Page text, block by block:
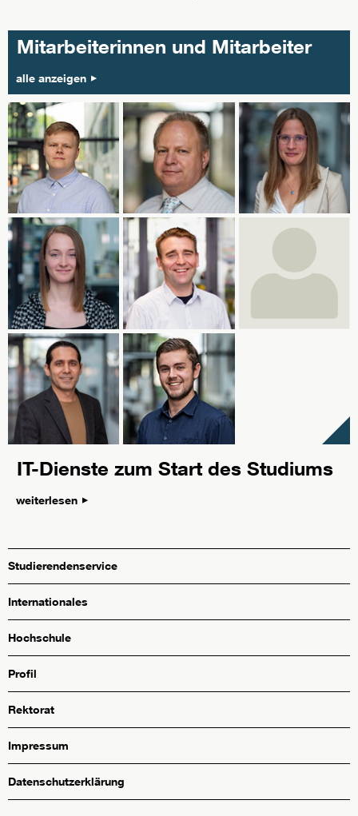
Mitarbeiterinnen und Mitarbeiter
alle anzeigen
IT-Dienste zum Start des Studiums
weiterlesen
Studierendenservice
Internationales
Hochschule
Profil
Rektorat
Impressum
Datenschutzerklärung